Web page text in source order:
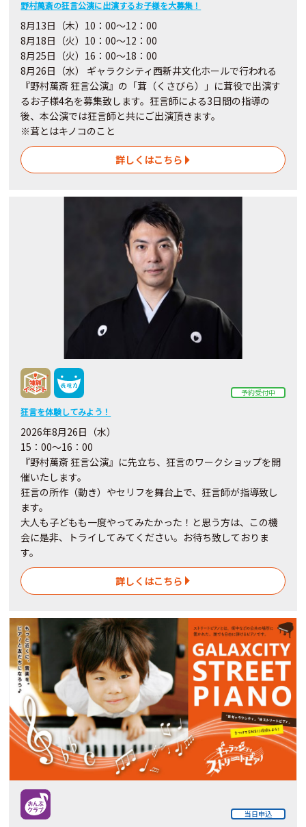
野村萬斎の狂言公演に出演するお子様を大募集！
8月13日（木）10：00〜12：00
8月18日（火）10：00〜12：00
8月25日（火）16：00～18：00
8月26日（水） ギャラクシティ西新井文化ホールで行われる
『野村萬斎 狂言公演』の「茸（くさびら）」に茸役で出演す
るお子様4名を募集致します。狂言師による3日間の指導の
後、本公演では狂言師と共にご出演頂きます。
※茸とはキノコのこと
詳しくはこちら
予約受付中
狂言を体験してみよう！
2026年8月26日（水）
15：00～16：00
『野村萬斎 狂言公演』に先立ち、狂言のワークショップを開
催いたします。
狂言の所作（動き）やセリフを舞台上で、狂言師が指導致し
ます。
大人も子どもも一度やってみたかった！と思う方は、この機
会に是非、トライしてみてください。お待ち致しておりま
す。
詳しくはこちら
当日申込